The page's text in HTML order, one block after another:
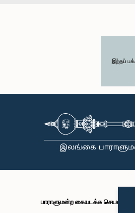
இந்தப்
பாராளுமன்ற கையடக்க செயலி